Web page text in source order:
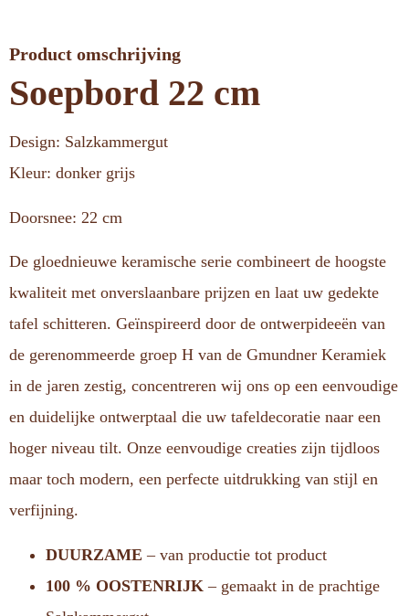
Product omschrijving
Soepbord 22 cm
Design: Salzkammergut
Kleur: donker grijs
Doorsnee: 22 cm
De gloednieuwe keramische serie combineert de hoogste
kwaliteit met onverslaanbare prijzen en laat uw gedekte
tafel schitteren. Geïnspireerd door de ontwerpideeën van
de gerenommeerde groep H van de Gmundner Keramiek
in de jaren zestig, concentreren wij ons op een eenvoudige
en duidelijke ontwerptaal die uw tafeldecoratie naar een
hoger niveau tilt. Onze eenvoudige creaties zijn tijdloos
maar toch modern, een perfecte uitdrukking van stijl en
verfijning.
DUURZAME – van productie tot product
100 % OOSTENRIJK – gemaakt in de prachtige